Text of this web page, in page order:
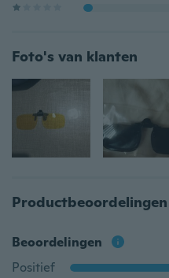
Foto's van klanten
Productbeoordelingen
Beoordelingen
Positief